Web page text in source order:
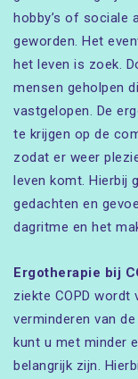
hobby’s of sociale
geworden. Het
het leven is zoek.
mensen geholpen
vastgelopen. De
te krijgen op de
zodat er weer
leven komt. Hierbij
gedachten en
dagritme en het
Ergotherapie bij
ziekte COPD wordt
verminderen van
kunt u met minder
belangrijk zijn.